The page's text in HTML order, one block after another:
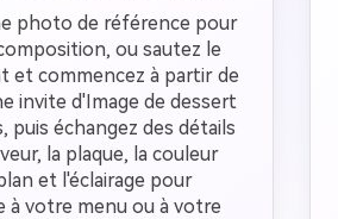
photo de référence pour
ou sautez le
et commencez à partir de
invite d'Image de dessert
puis échangez des détails
la plaque, la couleur
et l'éclairage pour
à votre menu ou à votre